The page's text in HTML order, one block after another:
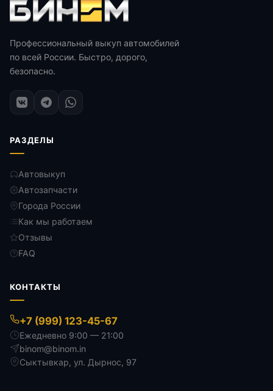
Профессиональный выкуп автомобилей
по всей России. Быстро, дорого,
безопасно.
РАЗДЕЛЫ
Автовыкуп
Автозапчасти
Города России
Как мы работаем
Отзывы
FAQ
КОНТАКТЫ
+7 (999) 123-45-67
Ежедневно 9:00 — 21:00
binom@binom.in
Сыктывкар, ул. Дырнос, 97